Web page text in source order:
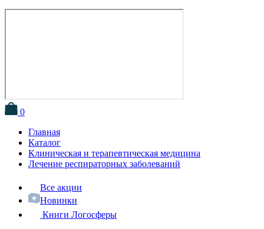
0
Главная
Каталог
Клиническая и терапевтическая медицина
Лечение респираторных заболеваний
Все акции
Новинки
Книги Логосферы